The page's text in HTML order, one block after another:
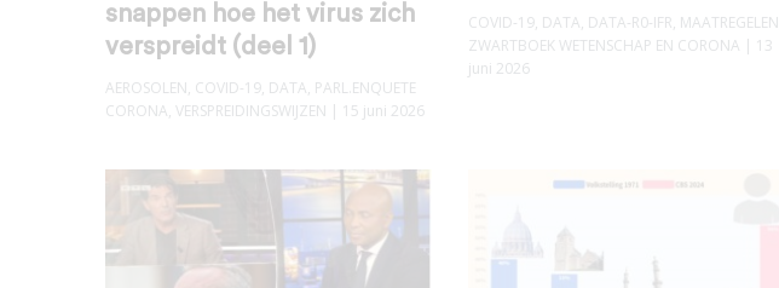
snappen hoe het virus zich
verspreidt (deel 1)
AEROSOLEN, COVID-19, DATA, PARL.ENQUETE
CORONA, VERSPREIDINGSWIJZEN | 15 juni 2026
COVID-19, DATA, DATA-R0-IFR, MAATREGELEN
ZWARTBOEK WETENSCHAP EN CORONA | 13
juni 2026